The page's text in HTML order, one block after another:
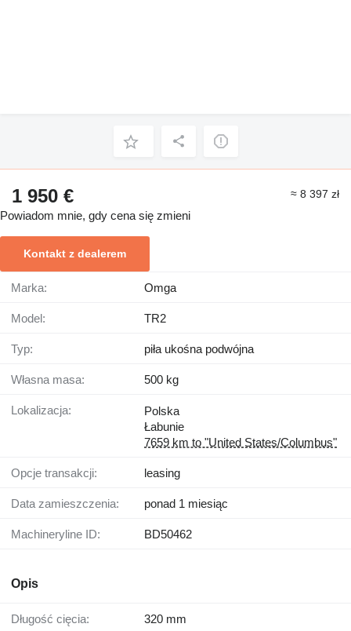
1 950 € ≈ 8 397 zł
Powiadom mnie, gdy cena się zmieni
Kontakt z dealerem
Marka: Omga
Model: TR2
Typ: piła ukośna podwójna
Własna masa: 500 kg
Lokalizacja:
Polska
Łabunie
7659 km to "United States/Columbus"
Opcje transakcji: leasing
Data zamieszczenia: ponad 1 miesiąc
Machineryline ID: BD50462
Opis
Długość cięcia: 320 mm